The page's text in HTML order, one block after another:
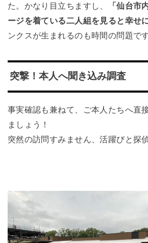
た。かなり目立ちますし、
「仙台市
ージを着ている二人組を見ると幸せ
ンクスが生まれるのも時間の問題です
突撃！本人へ聞き込み調査
事実確認も兼ねて、ご本人たちへ直
ましょう！
突然の訪問すみません、活躍びと探